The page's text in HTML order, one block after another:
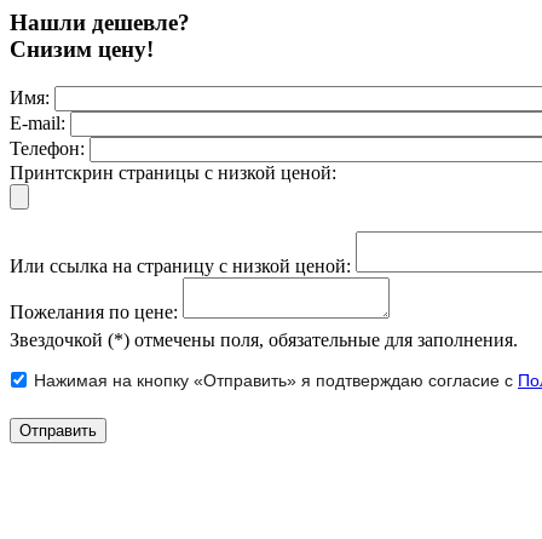
Нашли дешевле?
Снизим цену!
Имя:
E-mail:
Телефон:
Принтскрин страницы с низкой ценой:
Или ссылка на страницу с низкой ценой:
Пожелания по цене:
Звездочкой (*) отмечены поля, обязательные для заполнения.
Нажимая на кнопку «Отправить» я подтверждаю согласие с